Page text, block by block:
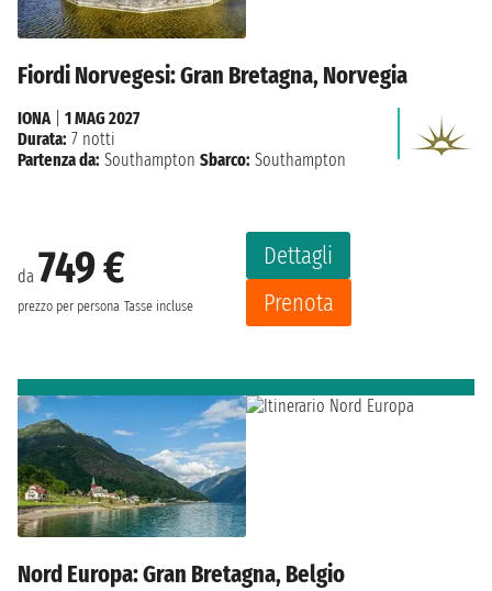
Fiordi Norvegesi: Gran Bretagna, Norvegia
da 749 €
prezzo per persona Tasse incluse
Dettagli
Prenota
IONA
1 MAG 2027
Durata: 7 notti
Partenza da: Southampton Sbarco: Southampton
Nord Europa: Gran Bretagna, Belgio